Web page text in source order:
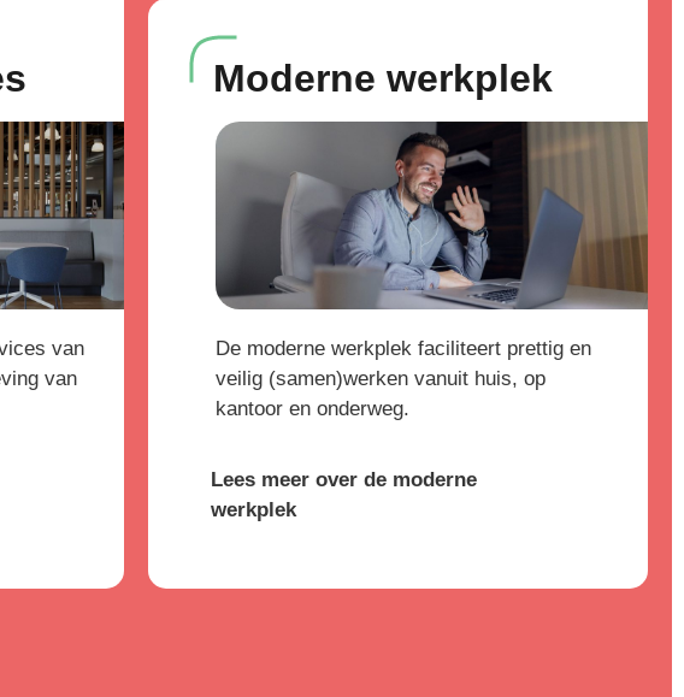
van
van
Moderne werkplek
De moderne werkplek faciliteert prettig en
veilig (samen)werken vanuit huis, op
kantoor en onderweg.
Lees meer over de moderne
werkplek